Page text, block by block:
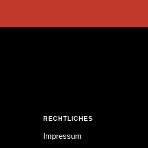
RECHTLICHES
Impressum